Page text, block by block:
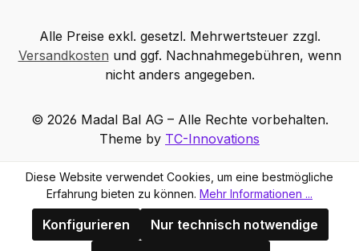
Alle Preise exkl. gesetzl. Mehrwertsteuer zzgl.
Versandkosten und ggf. Nachnahmegebühren, wenn
nicht anders angegeben.
© 2026 Madal Bal AG – Alle Rechte vorbehalten.
Theme by TC-Innovations
Diese Website verwendet Cookies, um eine bestmögliche
Erfahrung bieten zu können. Mehr Informationen ...
Nur technisch notwendige
Konfigurieren